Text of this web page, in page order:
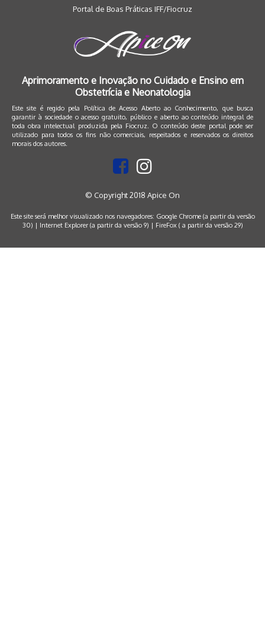
Portal de Boas Práticas IFF/Fiocruz
Aprimoramento e Inovação no Cuidado e Ensino em
Obstetrícia e Neonatologia
Este site é regido pela Política de Acesso Aberto ao Conhecimento, que busca
garantir à sociedade o acesso gratuito, público e aberto ao conteúdo integral de
toda obra intelectual produzida pela Fiocruz. O conteúdo deste portal pode ser
utilizado para todos os fins não comerciais, respeitados e reservados os direitos
morais dos autores.
© Copyright 2018 Apice On
Este site será melhor visualizado nos navegadores: Google Chrome (a partir da versão
30) | Internet Explorer (a partir da versão 9) | FireFox ( a partir da versão 29)